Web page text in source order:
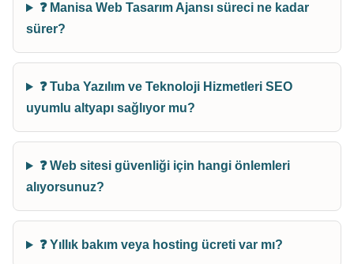
❓ Manisa Web Tasarım Ajansı süreci ne kadar
sürer?
❓ Tuba Yazılım ve Teknoloji Hizmetleri SEO
uyumlu altyapı sağlıyor mu?
❓ Web sitesi güvenliği için hangi önlemleri
alıyorsunuz?
❓ Yıllık bakım veya hosting ücreti var mı?